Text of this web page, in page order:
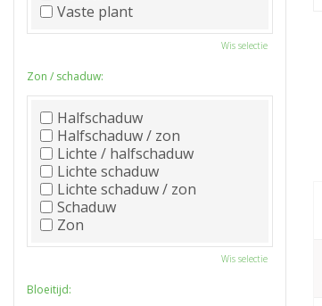
Vaste plant
Wis selectie
Zon / schaduw:
Halfschaduw
Halfschaduw / zon
Lichte / halfschaduw
Lichte schaduw
Lichte schaduw / zon
Schaduw
Zon
Wis selectie
Bloeitijd: